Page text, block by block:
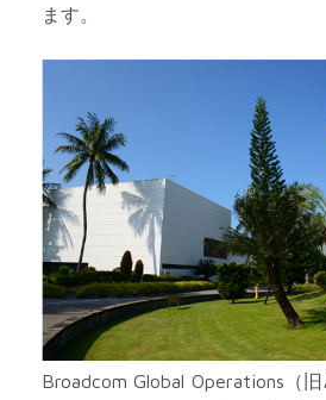
ます。
Broadcom Global Operations（